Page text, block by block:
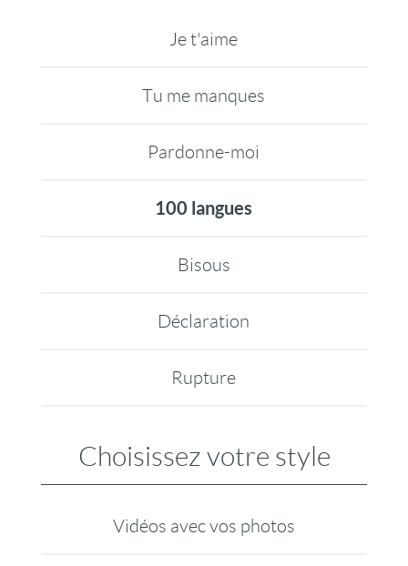
Je t'aime
Tu me manques
Pardonne-moi
100 langues
Bisous
Déclaration
Rupture
Choisissez votre style
Vidéos avec vos photos